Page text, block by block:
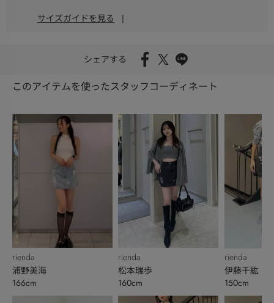
サイズガイドを見る |
シェアする
このアイテムを使ったスタッフコーディネート
rienda
浦野美海
166cm
rienda
松本瑞歩
160cm
rienda
伊藤千紘
150cm